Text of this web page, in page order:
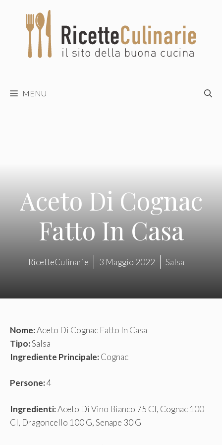
contenuto
MENU
Aceto Di Cognac
Fatto In Casa
RicetteCulinarie 3 Maggio 2022 Salsa
Nome:Aceto Di Cognac Fatto In Casa
Tipo:Salsa
Ingrediente Principale:Cognac
Persone:4
Ingredienti:Aceto Di Vino Bianco 75 Cl, Cognac 100
Cl, Dragoncello 100 G, Senape 30 G